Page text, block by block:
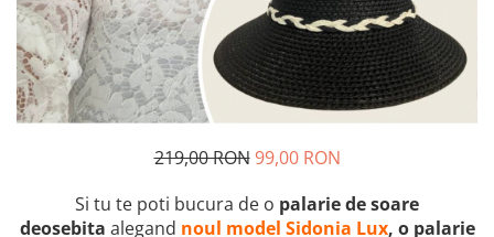
219,00 RON 99,00 RON
Si tu te poti bucura de o palarie de soare
deosebita alegand noul model Sidonia Lux, o palarie